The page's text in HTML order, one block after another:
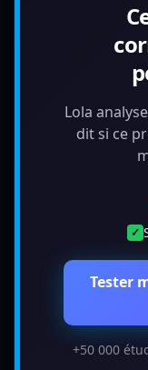
Lola
dit si ce
✓
Tester
+50 000